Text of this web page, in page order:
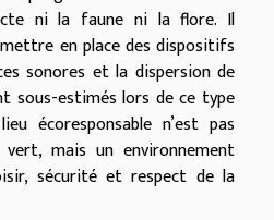
ni la faune ni la flore. Il
en place des dispositifs
sonores et la dispersion de
sous-estimés lors de ce type
écoresponsable n’est pas
mais un environnement
sécurité et respect de la